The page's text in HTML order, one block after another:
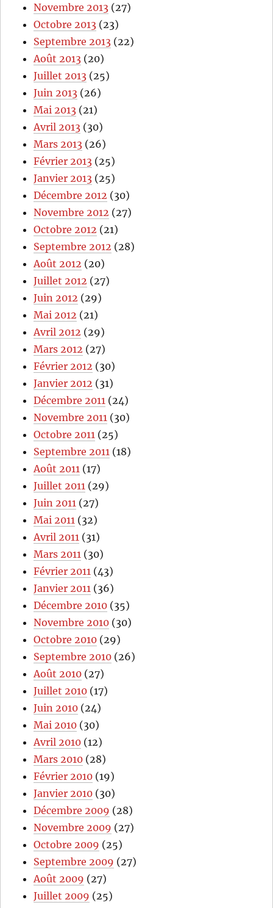
Novembre 2013 (27)
Octobre 2013 (23)
Septembre 2013 (22)
Août 2013 (20)
Juillet 2013 (25)
Juin 2013 (26)
Mai 2013 (21)
Avril 2013 (30)
Mars 2013 (26)
Février 2013 (25)
Janvier 2013 (25)
Décembre 2012 (30)
Novembre 2012 (27)
Octobre 2012 (21)
Septembre 2012 (28)
Août 2012 (20)
Juillet 2012 (27)
Juin 2012 (29)
Mai 2012 (21)
Avril 2012 (29)
Mars 2012 (27)
Février 2012 (30)
Janvier 2012 (31)
Décembre 2011 (24)
Novembre 2011 (30)
Octobre 2011 (25)
Septembre 2011 (18)
Août 2011 (17)
Juillet 2011 (29)
Juin 2011 (27)
Mai 2011 (32)
Avril 2011 (31)
Mars 2011 (30)
Février 2011 (43)
Janvier 2011 (36)
Décembre 2010 (35)
Novembre 2010 (30)
Octobre 2010 (29)
Septembre 2010 (26)
Août 2010 (27)
Juillet 2010 (17)
Juin 2010 (24)
Mai 2010 (30)
Avril 2010 (12)
Mars 2010 (28)
Février 2010 (19)
Janvier 2010 (30)
Décembre 2009 (28)
Novembre 2009 (27)
Octobre 2009 (25)
Septembre 2009 (27)
Août 2009 (27)
Juillet 2009 (25)